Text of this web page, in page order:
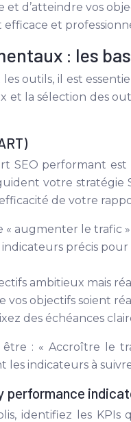
et d’atteindre vos
et
: les
outils, il est
et la sélection des
SEO performant est
votre stratégie
de votre
« augmenter le trafic
indicateurs précis
ambitieux mais
vos objectifs soient
des échéances
être : « Accroître le
les indicateurs à
performance
identifiez les